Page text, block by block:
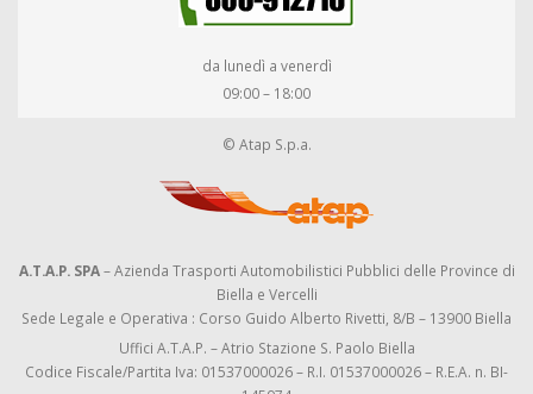
da lunedì a venerdì
09:00 – 18:00
© Atap S.p.a.
A.T.A.P. SPA– Azienda Trasporti Automobilistici Pubblici delle Province di
Biella e Vercelli
Sede Legale e Operativa : Corso Guido Alberto Rivetti, 8/B – 13900 Biella
Uffici A.T.A.P. – Atrio Stazione S. Paolo Biella
Codice Fiscale/Partita Iva: 01537000026 – R.I. 01537000026 – R.E.A. n. BI-